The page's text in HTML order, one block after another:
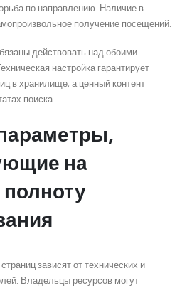
по направлению. Наличие в
получение посещений.
действовать над обоими
настройка гарантирует
в хранилище, а ценный контент
поиска.
на
зависят от технических и
Владельцы ресурсов могут